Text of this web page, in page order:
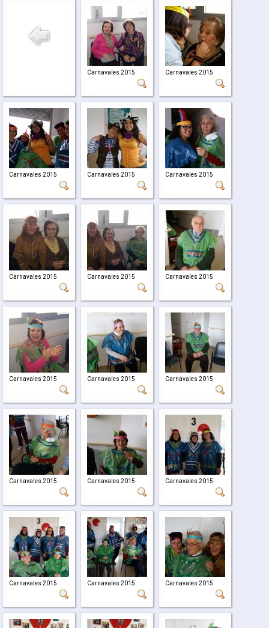
Carnavales 2015 Carnavales 2015
Carnavales 2015 Carnavales 2015 Carnavales 2015
Carnavales 2015 Carnavales 2015 Carnavales 2015
Carnavales 2015 Carnavales 2015 Carnavales 2015
Carnavales 2015 Carnavales 2015 Carnavales 2015
Carnavales 2015 Carnavales 2015 Carnavales 2015